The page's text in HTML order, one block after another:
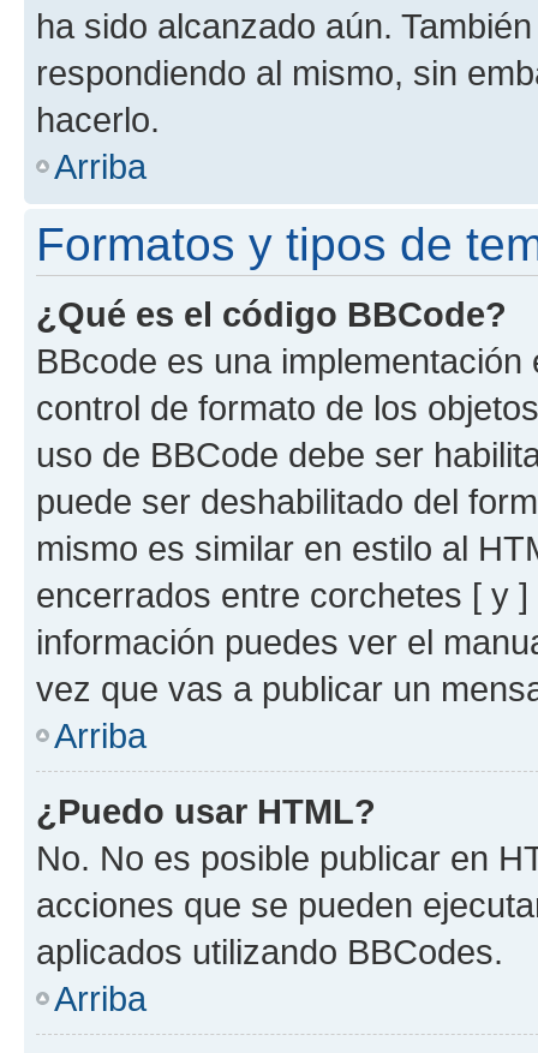
ha sido alcanzado aún.
respondiendo al mismo, sin
hacerlo.
Arriba
Formatos y tipos de
¿Qué es el código BBCode?
BBcode es una
control de formato de los
uso de BBCode debe ser
puede ser deshabilitado del
mismo es similar en estilo al
encerrados entre corchetes [ y
información puedes ver el
vez que vas a publicar un
Arriba
¿Puedo usar HTML?
No. No es posible publicar en
acciones que se pueden
aplicados utilizando BBCodes.
Arriba